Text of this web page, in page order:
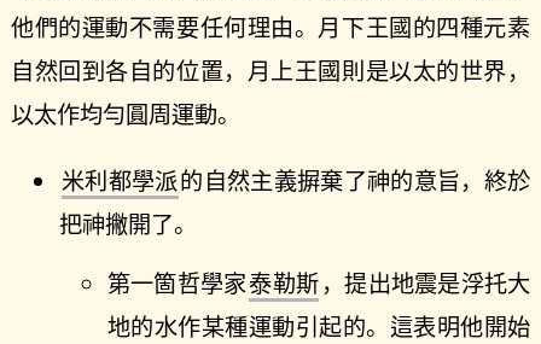
他們的運動不需要任何理由。月下王國的四種元素
自然回到各自的位置，月上王國則是以太的世界，
以太作均勻圓周運動。
米利都學派的自然主義摒棄了神的意旨，終於
把神撇開了。
第一箇哲學家泰勒斯，提出地震是浮托大
地的水作某種運動引起的。這表明他開始